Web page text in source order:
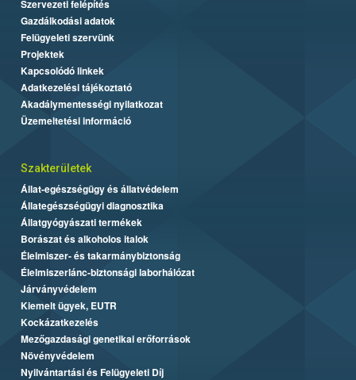
Szervezeti felépítés
Gazdálkodási adatok
Felügyeleti szervünk
Projektek
Kapcsolódó linkek
Adatkezelési tájékoztató
Akadálymentességi nyilatkozat
Üzemeltetési információ
Szakterületek
Állat-egészségügy és állatvédelem
Állategészségügyi diagnosztika
Állatgyógyászati termékek
Borászat és alkoholos italok
Élelmiszer- és takarmánybiztonság
Élelmiszerlánc-biztonsági laborhálózat
Járványvédelem
Kiemelt ügyek, EUTR
Kockázatkezelés
Mezőgazdasági genetikai erőforrások
Növényvédelem
Nyilvántartási és Felügyeleti Díj